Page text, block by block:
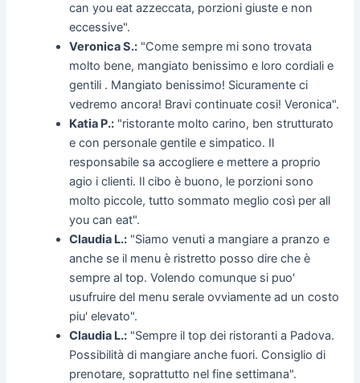
can you eat azzeccata, porzioni giuste e non
eccessive".
Veronica S.: "Come sempre mi sono trovata
molto bene, mangiato benissimo e loro cordiali e
gentili . Mangiato benissimo! Sicuramente ci
vedremo ancora! Bravi continuate cosi! Veronica".
Katia P.: "ristorante molto carino, ben strutturato
e con personale gentile e simpatico. Il
responsabile sa accogliere e mettere a proprio
agio i clienti. Il cibo è buono, le porzioni sono
molto piccole, tutto sommato meglio così per all
you can eat".
Claudia L.: "Siamo venuti a mangiare a pranzo e
anche se il menu è ristretto posso dire che è
sempre al top. Volendo comunque si puo'
usufruire del menu serale ovviamente ad un costo
piu' elevato".
Claudia L.: "Sempre il top dei ristoranti a Padova.
Possibilità di mangiare anche fuori. Consiglio di
prenotare, soprattutto nel fine settimana".